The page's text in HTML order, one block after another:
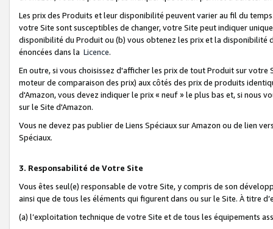
Les prix des Produits et leur disponibilité peuvent varier au fil du
votre Site sont susceptibles de changer, votre Site peut indiquer
disponibilité du Produit ou (b) vous obtenez les prix et la disponibilité
énoncées dans la Licence.
En outre, si vous choisissez d'afficher les prix de tout Produit sur
moteur de comparaison des prix) aux côtés des prix de produits
d'Amazon, vous devez indiquer le prix « neuf » le plus bas et, si nous
sur le Site d'Amazon.
Vous ne devez pas publier de Liens Spéciaux sur Amazon ou de lien
Spéciaux.
3. Responsabilité de Votre Site
Vous êtes seul(e) responsable de votre Site, y compris de son
ainsi que de tous les éléments qui figurent dans ou sur le Site. À titre
(a) l’exploitation technique de votre Site et de tous les équipements